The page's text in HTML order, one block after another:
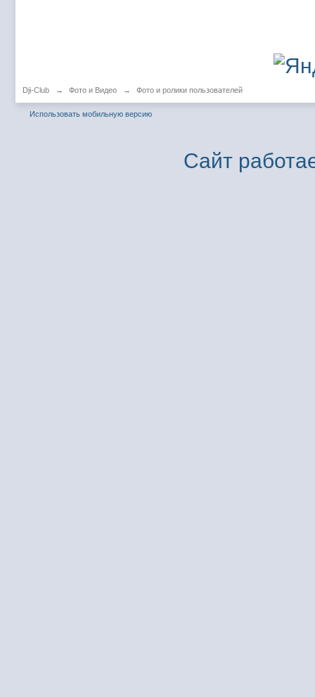
Dji-Club → Фото и Видео → Фото и ролики пользователей
Использовать мобильную версию
Сайт